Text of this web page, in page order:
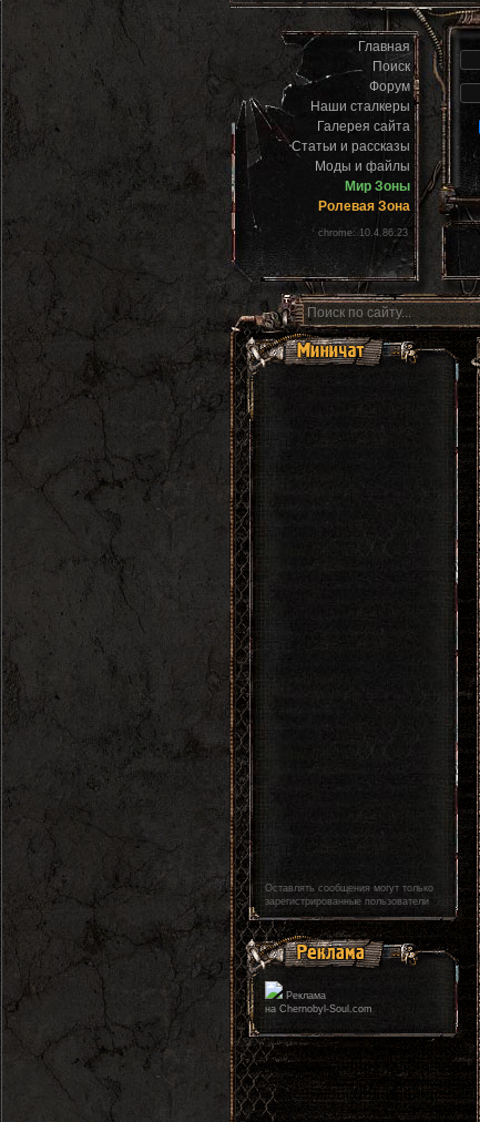
Главная
Поиск
Форум
Наши сталкеры
Галерея сайта
Статьи и рассказы
Моды и файлы
Мир Зоны
Ролевая Зона
chrome: 10.4.86.23
Оставлять сообщения могут только
зарегистрированные пользователи
Реклама
на Chernobyl-Soul.com